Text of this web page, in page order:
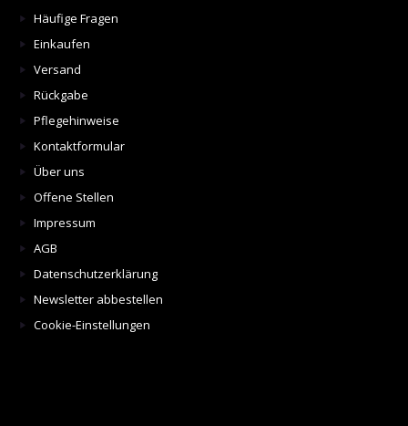
Häufige Fragen
Einkaufen
Versand
Rückgabe
Pflegehinweise
Kontaktformular
Über uns
Offene Stellen
Impressum
AGB
Datenschutzerklärung
Newsletter abbestellen
Cookie-Einstellungen